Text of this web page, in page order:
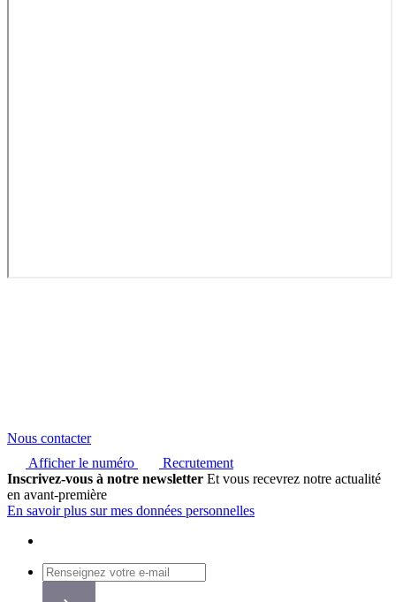
Nous contacter
Afficher le numéro
Recrutement
Inscrivez-vous à notre newsletter Et vous recevrez notre actualité
en avant-première
En savoir plus sur mes données personnelles